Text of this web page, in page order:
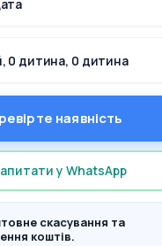
0 дитина, 0 дитина
наявність
у WhatsApp
скасування та
коштів.